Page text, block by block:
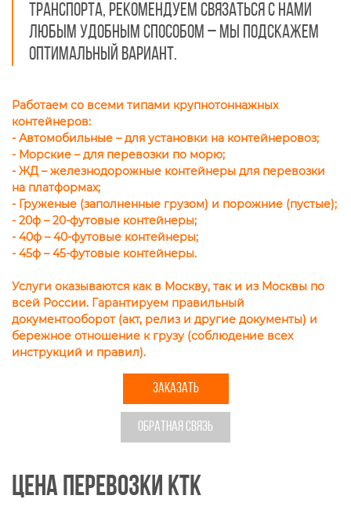
транспорта, рекомендуем связаться с нами
любым удобным способом – мы подскажем
оптимальный вариант.
Работаем со всеми типами крупнотоннажных
контейнеров:
- Автомобильные – для установки на контейнеровоз;
- Морские – для перевозки по морю;
- ЖД – железнодорожные контейнеры для перевозки
на платформах;
- Груженые (заполненные грузом) и порожние (пустые);
- 20ф – 20-футовые контейнеры;
- 40ф – 40-футовые контейнеры;
- 45ф – 45-футовые контейнеры.
Услуги оказываются как в Москву, так и из Москвы по
всей России. Гарантируем правильный
документооборот (акт, релиз и другие документы) и
бережное отношение к грузу (соблюдение всех
инструкций и правил).
ЗАКАЗАТЬ
ОБРАТНАЯ СВЯЗЬ
Цена перевозки КТК